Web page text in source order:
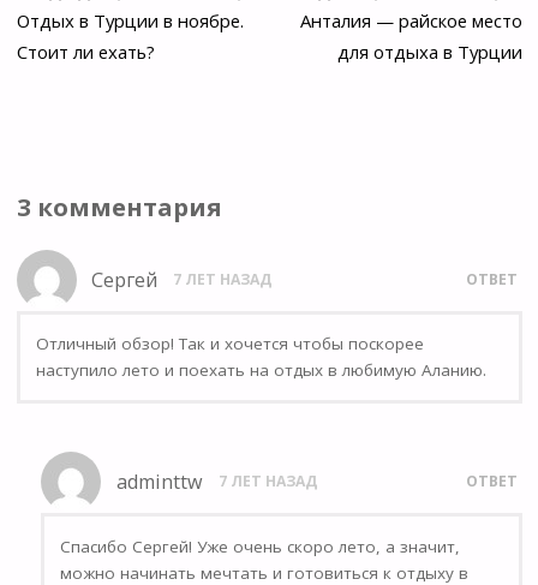
Отдых в Турции в ноябре.
Стоит ли ехать?
Анталия — райское место
для отдыха в Турции
3 комментария
Сергей 7 ЛЕТ НАЗАД ОТВЕТ
Отличный обзор! Так и хочется чтобы поскорее
наступило лето и поехать на отдых в любимую Аланию.
adminttw 7 ЛЕТ НАЗАД ОТВЕТ
Спасибо Сергей! Уже очень скоро лето, а значит,
можно начинать мечтать и готовиться к отдыху в